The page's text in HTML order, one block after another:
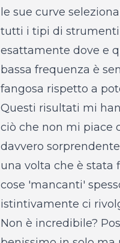
le sue curve
tutti i tipi di strumenti
esattamente dove e
bassa frequenza è
fangosa rispetto a
Questi risultati mi
ciò che non mi piace
davvero
una volta che è stata
cose 'mancanti'
istintivamente ci
Non è incredibile?